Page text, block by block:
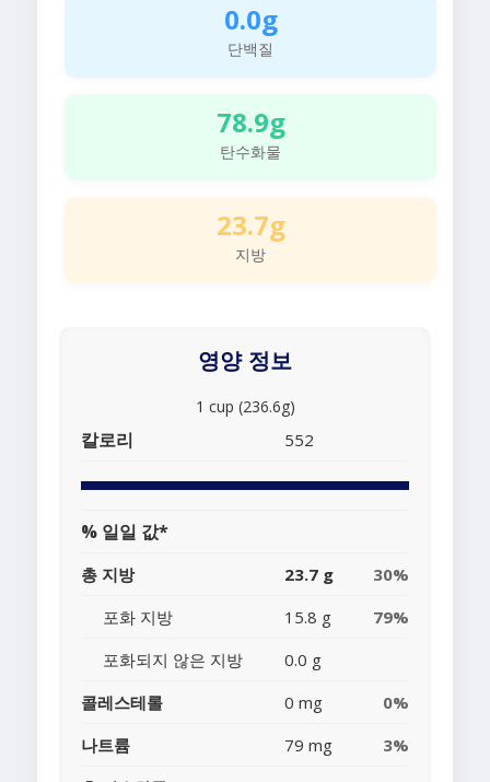
0.0g
단백질
78.9g
탄수화물
23.7g
지방
영양 정보
1 cup (236.6g)
칼로리 552
% 일일 값*
총 지방 23.7 g
30%
포화 지방
15.8 g
79%
포화되지 않은 지방
0.0 g
콜레스테롤
0 mg
0%
나트륨
79 mg
3%